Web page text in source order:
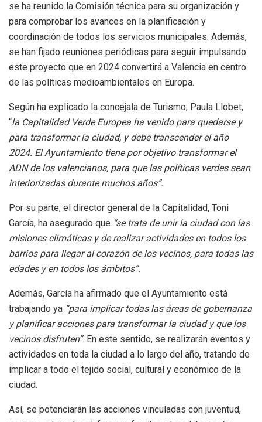
se ha reunido la Comisión técnica para su organización y
para comprobar los avances en la planificación y
coordinación de todos los servicios municipales. Además,
se han fijado reuniones periódicas para seguir impulsando
este proyecto que en 2024 convertirá a Valencia en centro
de las políticas medioambientales en Europa.
Según ha explicado la concejala de Turismo, Paula Llobet,
“la Capitalidad Verde Europea ha venido para quedarse y
para transformar la ciudad, y debe transcender el año
2024. El Ayuntamiento tiene por objetivo transformar el
ADN de los valencianos, para que las políticas verdes sean
interiorizadas durante muchos años”.
Por su parte, el director general de la Capitalidad, Toni
García, ha asegurado que “se trata de unir la ciudad con las
misiones climáticas y de realizar actividades en todos los
barrios para llegar al corazón de los vecinos, para todas las
edades y en todos los ámbitos”.
Además, García ha afirmado que el Ayuntamiento está
trabajando ya “para implicar todas las áreas de gobernanza
y planificar acciones para transformar la ciudad y que los
vecinos disfruten”. En este sentido, se realizarán eventos y
actividades en toda la ciudad a lo largo del año, tratando de
implicar a todo el tejido social, cultural y económico de la
ciudad.
Así, se potenciarán las acciones vinculadas con juventud,